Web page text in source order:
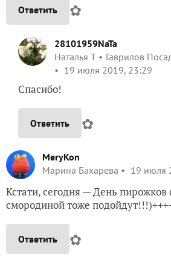
Ответить ✿
28101959NaTa
Наталья Т
Гаврилов
19 июля 2019, 23:29
Спасибо!
Ответить ✿
MeryKon
Марина Бахарева
19 июля
Кстати, сегодня — День пирожков
смородиной тоже
Ответить ✿